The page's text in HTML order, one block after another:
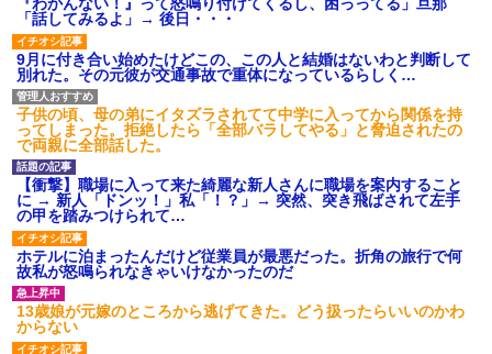
時間3時間半の場所にマンション
を購入したら、夫に「もう疲れ
た、離婚したい。子供に会えな
くてもいいから1人になりた...
社員旅行先で知り合った女性
とアドレス交換し密会を続け
た。相手は処●だったので「一生
大事にしたい」の口説き文句で
アッサリ落ちた。簡単に切れる...
ハードオフに売っていた4万
4000円のフィギュアがヤバすぎ
るｗｗｗｗｗｗ「こんな高い
の？ｗｗ」「逆に超安い」
私「ちょっと、人の家の金庫
触らないでよ！」キチママ『そ
こに金庫があったから、開けて
みようとしただけ☆』義兄「泥
は出てけ！二度と来るな！」結
果・・・
私「初めて飲む味だけどなん
のお茶？」彼「ちっ！」私「」
「話してみるよ」→ 後日・・・
9月に付き合い始めたけどこの、この人と結婚はないわと判断して
別れた。その元彼が交通事故で重体になっているらしく…
子供の頃、母の弟にイタズラされてて中学に入ってから関係を持
ってしまった。拒絶したら「全部バラしてやる」と脅迫されたの
で両親に全部話した。
【衝撃】職場に入って来た綺麗な新人さんに職場を案内すること
に → 新人「ドンッ！」私「！？」→ 突然、突き飛ばされて左手
の甲を踏みつけられて…
ホテルに泊まったんだけど従業員が最悪だった。折角の旅行で何
故私が怒鳴られなきゃいけなかったのだ
13歳娘が元嫁のところから逃げてきた。どう扱ったらいいのかわ
からない